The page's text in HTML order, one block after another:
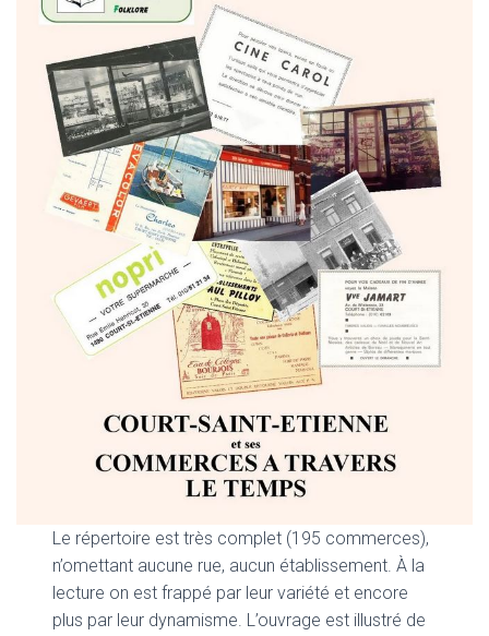
Le répertoire est très complet (195 commerces),
n’omettant aucune rue, aucun établissement. À la
lecture on est frappé par leur variété et encore
plus par leur dynamisme. L’ouvrage est illustré de